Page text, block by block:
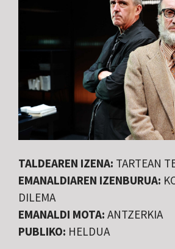
TALDEAREN IZENA: TARTEAN
EMANALDIAREN IZENBURUA:
DILEMA
EMANALDI MOTA: ANTZERKIA
PUBLIKO: HELDUA